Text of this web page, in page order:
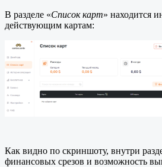
В разделе «Список карт» находится
действующим картам:
Как видно по скриншоту, внутри
финансовых срезов и возможность